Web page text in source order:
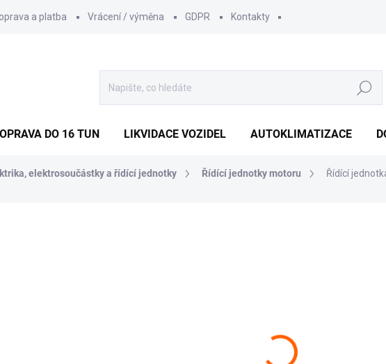
a platba Vrácení / výměna GDPR Kontakty
Hledat
DO 16 TUN LIKVIDACE VOZIDEL AUTOKLIMATIZACE
elektrosoučástky a řídící jednotky Řídící jednotky motoru Řídící